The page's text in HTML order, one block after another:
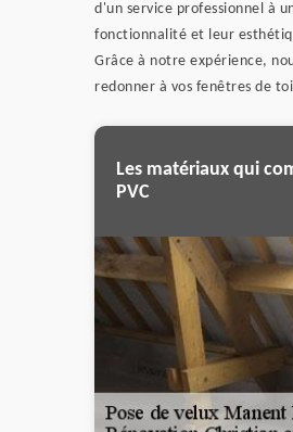
d'un service professionnel à
fonctionnalité et leur
Grâce à notre expérience,
redonner à vos fenêtres de
Les matériaux qui
PVC